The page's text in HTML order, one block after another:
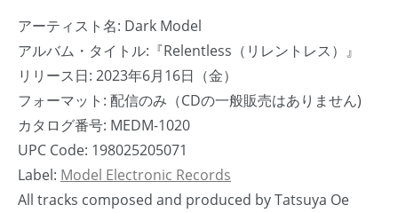
アーティスト名: Dark Model
アルバム・タイトル:『Relentless（リレントレス）』
リリース日: 2023年6月16日（金）
フォーマット: 配信のみ（CDの一般販売はありません)
カタログ番号: MEDM-1020
UPC Code: 198025205071
Label: Model Electronic Records
All tracks composed and produced by Tatsuya Oe